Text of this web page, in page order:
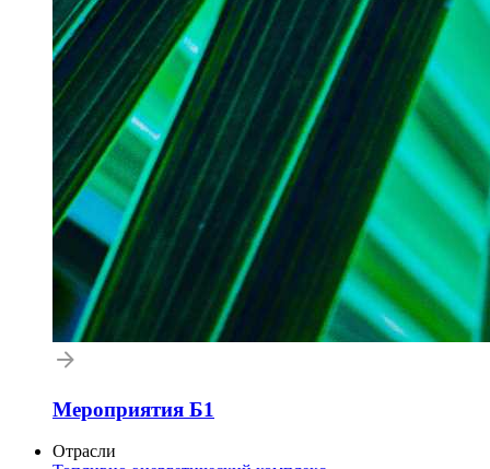
Мероприятия Б1
Отрасли